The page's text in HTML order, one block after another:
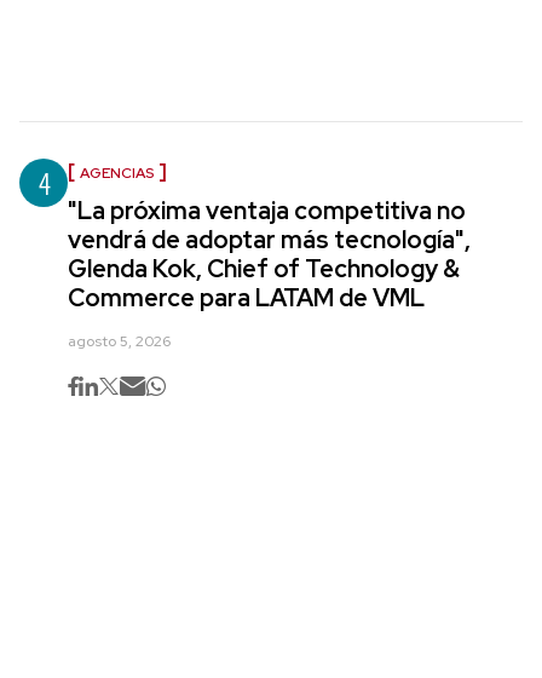
4 AGENCIAS
"La próxima ventaja competitiva no
vendrá de adoptar más tecnología",
Glenda Kok, Chief of Technology &
Commerce para LATAM de VML
agosto 5, 2026